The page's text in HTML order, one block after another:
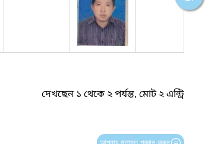
দেখছেন ১ থেকে ২ পর্যন্ত, মোট ২ এন্ট্রি